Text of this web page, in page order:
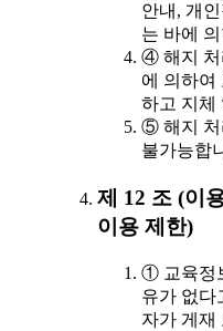
안내, 개
는 바에
④ 해지 처
에 의하여
하고 지체
⑤ 해지 처
불가능합
제 12 조 (이
이용 제한)
① 교육정
유가 없다
자가 게재